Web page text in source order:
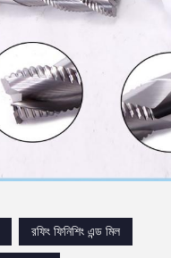
রফিং ফিনিশিং এন্ড মিল